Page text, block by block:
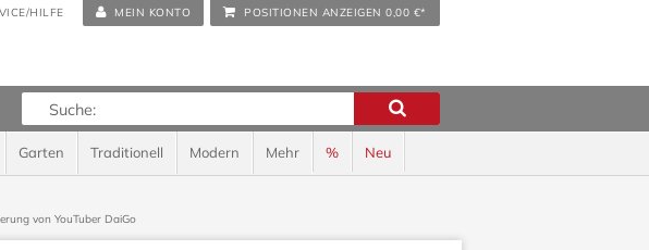
HILFE MEIN KONTO POSITIONEN ANZEIGEN 0,00 €*
Garten Traditionell Modern Mehr % Neu
von YouTuber DaiGo